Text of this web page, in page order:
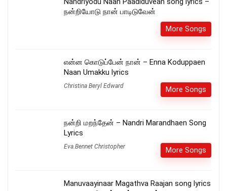
நன்றியோடு நான் பாடிடுவேன்
More Songs
என்ன கொடுப்பேன் நான் – Enna Koduppaen
Naan Umakku lyrics
Christina Beryl Edward More Songs
நன்றி மறந்தேன் – Nandri Marandhaen Song
Lyrics
Eva.Bennet Christopher More Songs
Manuvaayinaar Magathva Raajan song lyrics